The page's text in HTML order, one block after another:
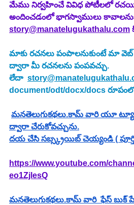
మేము నిర్వహించే వివిధ పోటీలలో
అందించడంలో భాగస్వాములు
story@manatelugukathalu.com
మాకు రచనలు పంపాలనుకుంటే మా
ద్వారా మీ రచనలను పంపవచ్చు.
లేదా
document/odt/docx/docs
మనతెలుగుకథలు.కామ్ వారి యూ
ద్వారా చేరుకోవచ్చును.
దయ చేసి సబ్స్క్రయిబ్ చెయ్యండి (
https://www.youtube.com/
eo1ZjlesQ
మనతెలుగుకథలు.కామ్ వారి  ఫేస్ బుక్